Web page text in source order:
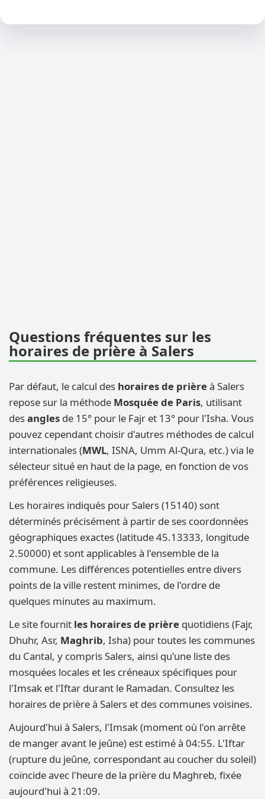
Questions fréquentes sur les
horaires de prière à Salers
Par défaut, le calcul des horaires de prièreà Salers
repose sur la méthode Mosquée de Paris, utilisant
desangles de 15° pour le Fajr et 13° pour l'Isha. Vous
pouvez cependant choisir d'autres méthodes de calcul
internationales (MWL, ISNA, Umm Al-Qura, etc.) via le
sélecteur situé en haut de la page, en fonction de vos
préférences religieuses.
Les horaires indiqués pour Salers (15140) sont
déterminés précisément à partir de ses coordonnées
géographiques exactes (latitude 45.13333, longitude
2.50000) et sont applicables à l'ensemble de la
commune. Les différences potentielles entre divers
points de la ville restent minimes, de l'ordre de
quelques minutes au maximum.
Le site fournit les horaires de prière quotidiens (Fajr,
Dhuhr, Asr, Maghrib, Isha) pour toutes les communes
du Cantal, y compris Salers, ainsi qu'une liste des
mosquées locales et les créneaux spécifiques pour
l'Imsak et l'Iftar durant le Ramadan. Consultez les
horaires de prière à Salers et des communes voisines.
Aujourd'hui à Salers, l'Imsak (moment où l'on arrête
de manger avant le jeûne) est estimé à 04:55. L'Iftar
(rupture du jeûne, correspondant au coucher du soleil)
coïncide avec l'heure de la prière du Maghreb, fixée
aujourd'hui à 21:09.